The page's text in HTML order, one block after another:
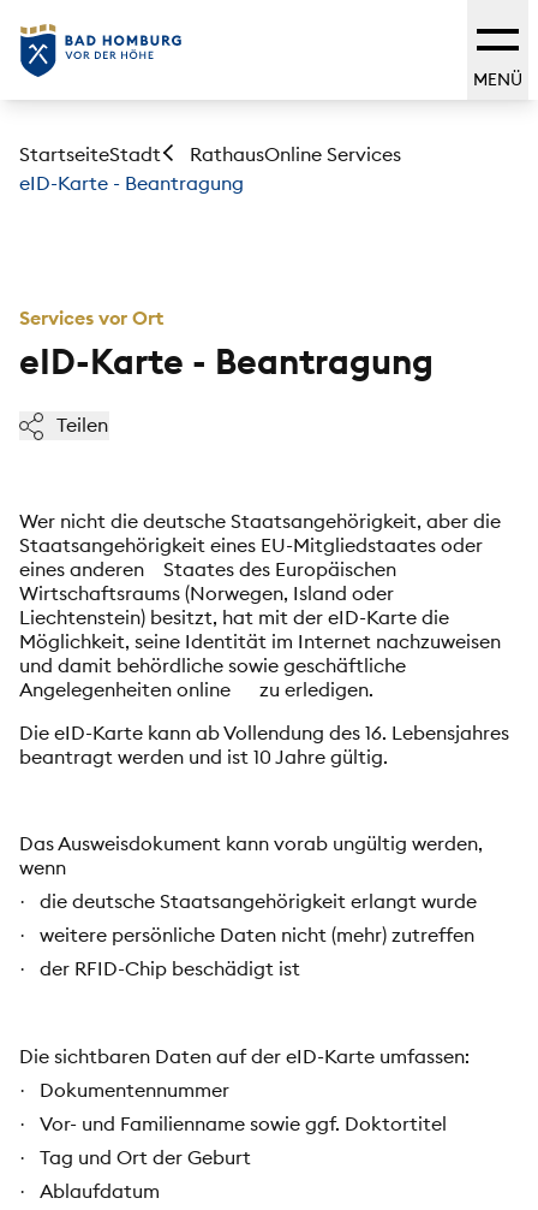
MENÜ
StartseiteStadt RathausOnline Services
eID-Karte - Beantragung
Services vor Ort
eID-Karte - Beantragung
Teilen
Wer nicht die deutsche Staatsangehörigkeit, aber die
Staatsangehörigkeit eines EU-Mitgliedstaates oder
eines anderen Staates des Europäischen
Wirtschaftsraums (Norwegen, Island oder
Liechtenstein) besitzt, hat mit der eID-Karte die
Möglichkeit, seine Identität im Internet nachzuweisen
und damit behördliche sowie geschäftliche
Angelegenheiten online zu erledigen.
Die eID-Karte kann ab Vollendung des 16. Lebensjahres
beantragt werden und ist 10 Jahre gültig.
Das Ausweisdokument kann vorab ungültig werden,
wenn
· die deutsche Staatsangehörigkeit erlangt wurde
· weitere persönliche Daten nicht (mehr) zutreffen
· der RFID-Chip beschädigt ist
Die sichtbaren Daten auf der eID-Karte umfassen:
· Dokumentennummer
· Vor- und Familienname sowie ggf. Doktortitel
· Tag und Ort der Geburt
· Ablaufdatum